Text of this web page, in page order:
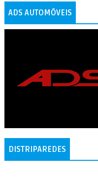
ADS AUTOMÓVEIS
DISTRIPAREDES